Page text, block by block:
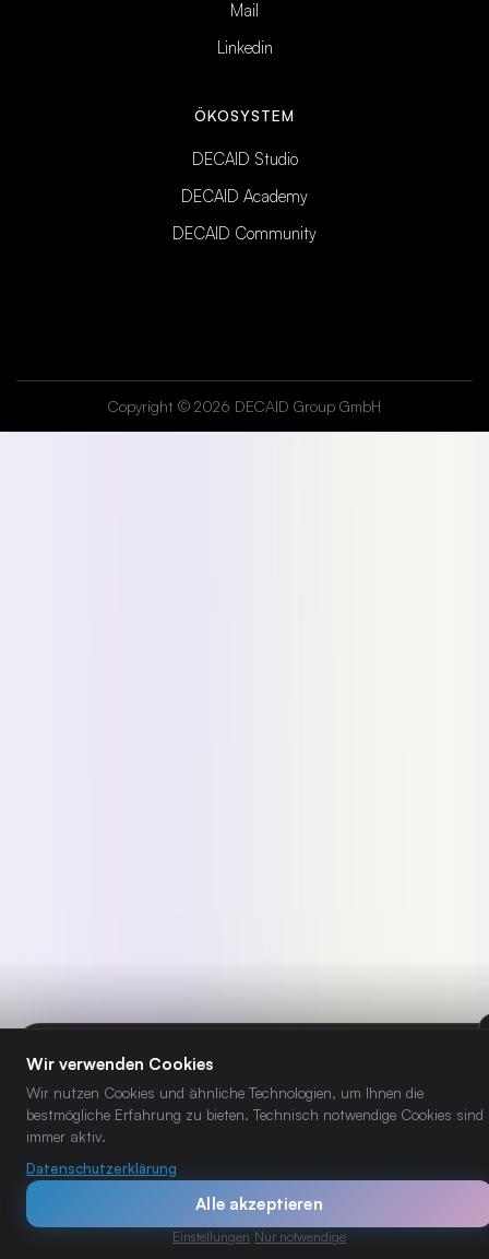
INTELLIGENCE BRIEF
Wöchentliches KI-Briefing — direkt ins Postfach.
Mehr Newsletter-Formate →
Mail
Linkedin
ÖKOSYSTEM
DECAID Studio
DECAID Academy
DECAID Community
Copyright © 2026 DECAID Group GmbH
Wir verwenden Cookies
Wir nutzen Cookies und ähnliche Technologien, um Ihnen die
bestmögliche Erfahrung zu bieten. Technisch notwendige Cookies sind
immer aktiv.
Datenschutzerklärung
Alle akzeptieren
Einstellungen Nur notwendige